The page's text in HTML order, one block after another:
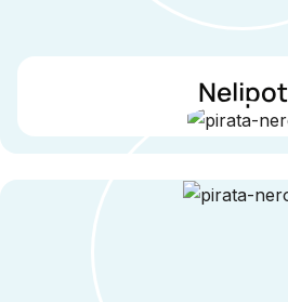
Nelipot